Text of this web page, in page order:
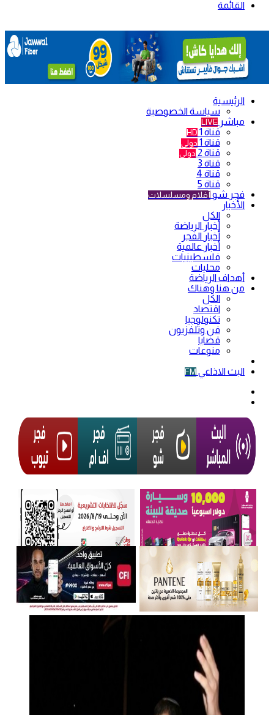
القائمة
الرئيسية
سياسة الخصوصية
مباشر LIVE
قناة 1 HD
قناة 1 دولي
قناة 2 دولي
قناة 3
قناة 4
قناة 5
فجر شو أفلام ومسلسلات
الأخبار
الكل
أخبار الرياضة
أخبار الفجر
أخبار عالمية
فلسطينيات
محليات
أهداف الرياضة
من هنا وهناك
الكل
اقتصاد
تكنولوجيا
فن وتلفزيون
قضايا
منوعات
البث الاذاعي FM